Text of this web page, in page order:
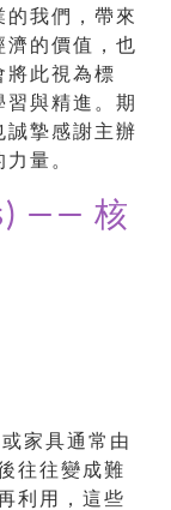
我們，帶來
濟的價值，也
將此視為標
與精進。期
誠摯感謝主辦
量。
—— 核
家具通常由
往往變成難
利用，這些